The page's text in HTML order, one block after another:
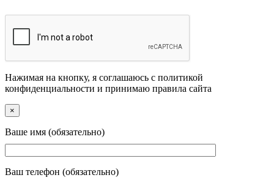
Нажимая на кнопку, я соглашаюсь с политикой
конфиденциальности и принимаю правила сайта
×
Ваше имя (обязательно)
Ваш телефон (обязательно)